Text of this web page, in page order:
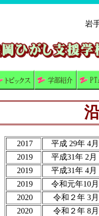
岩
2017
平成 29年 4
2019
平成31年 2月
2019
平成31年 4月
2019
令和元年10
2020
令和２年 3
2020
令和２年 8